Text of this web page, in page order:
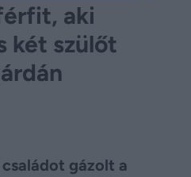
aki
két szülőt
gázolt a